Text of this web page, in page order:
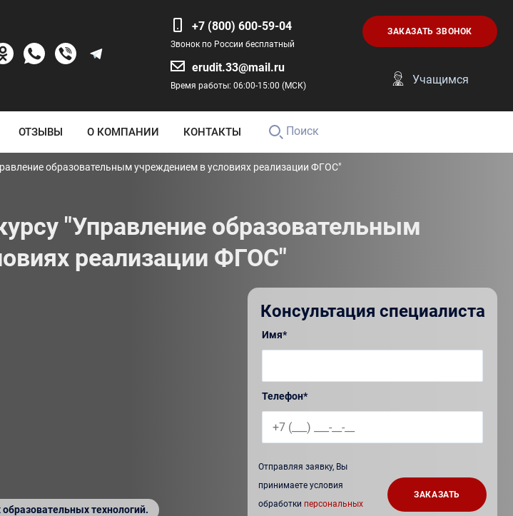
+7 (800) 600-59-04
Звонок по России бесплатный
erudit.33@mail.ru
Время работы: 06:00-15:00 (МСК)
ЗАКАЗАТЬ ЗВОНОК
Учащимся
ОТЗЫВЫ О КОМПАНИИ КОНТАКТЫ Поиск
образовательным учреждением в условиях реализации ФГОС"
"Управление образовательным
реализации ФГОС"
технологий.
Консультация специалиста
Имя*
Телефон*
Отправляя заявку, Вы
принимаете условия
обработки персональных